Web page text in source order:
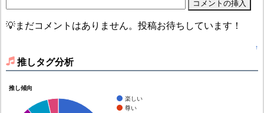
💡まだコメントはありません。投稿お待ちしています！
↑
推しタグ分析
推し傾向
楽しい
尊い